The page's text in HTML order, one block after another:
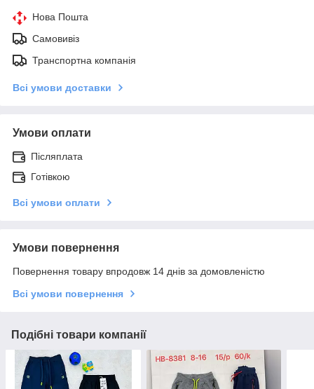
Нова Пошта
Самовивіз
Транспортна компанія
Всі умови доставки
Умови оплати
Післяплата
Готівкою
Всі умови оплати
Умови повернення
Повернення товару впродовж 14 днів за домовленістю
Всі умови повернення
Подібні товари компанії